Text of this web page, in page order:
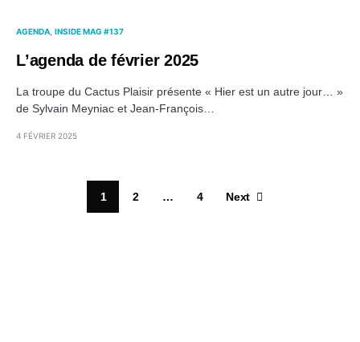
AGENDA INSIDE MAG #137
L’agenda de février 2025
La troupe du Cactus Plaisir présente « Hier est un autre jour… »
de Sylvain Meyniac et Jean-François…
4 FÉVRIER 2025
1 2 … 4 Next